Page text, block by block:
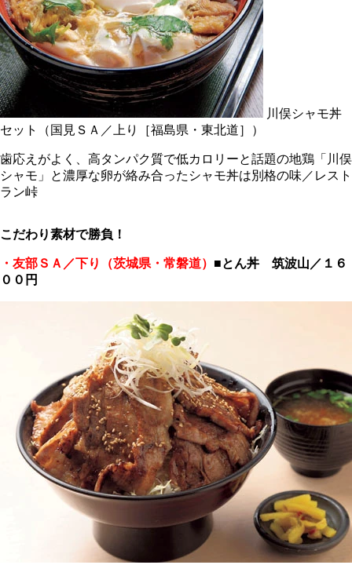
川俣シャモ丼
セット（国見ＳＡ／上り［福島県・東北道］）
歯応えがよく、高タンパク質で低カロリーと話題の地鶏「川俣
シャモ」と濃厚な卵が絡み合ったシャモ丼は別格の味／レスト
ラン峠
こだわり素材で勝負！
・友部ＳＡ／下り（茨城県・常磐道） ■とん丼 筑波山／１６
００円